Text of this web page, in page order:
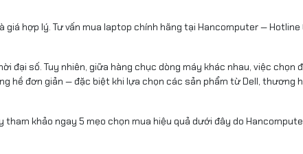
hợp lý. Tư vấn mua laptop chính hãng tại Hancomputer — Hotline
đại số. Tuy nhiên, giữa hàng chục dòng máy khác nhau, việc chọn
hề đơn giản — đặc biệt khi lựa chọn các sản phẩm từDell, thương
tham khảo ngay 5 mẹo chọn mua hiệu quả dưới đây do